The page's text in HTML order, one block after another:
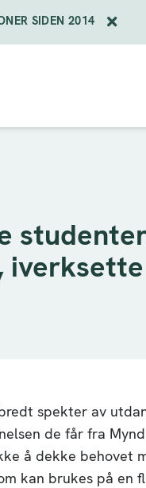
SIDEN 2014
spekter av
de får fra
å dekke behovet
kan brukes på en